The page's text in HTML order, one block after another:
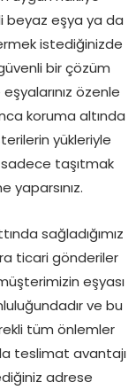
beyaz eşya ya da
istediğinizde
bir çözüm
özenle
koruma altında
yükleriyle
taşıtmak
yaparsınız.
sağladığımız
ticari gönderiler
eşyası
ve bu
tüm önlemler
teslimat avantajı
adrese